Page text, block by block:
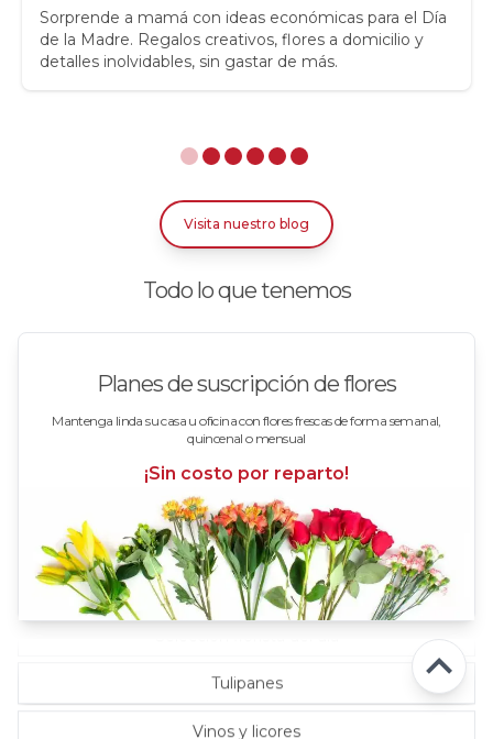
Sorprende a mamá con ideas económicas para el Día
de la Madre. Regalos creativos, flores a domicilio y
detalles inolvidables, sin gastar de más.
Visita nuestro blog
Todo lo que tenemos
Planes de suscripción de flores
Mantenga linda su casa u oficina con flores frescas de forma semanal,
quincenal o mensual
¡Sin costo por reparto!
Rosas
Rosas Amarillas
Rosas Azules
Rosas Bicolor Blancas-Rojas
Rosas Blancas
Rosas Damasco
Rosas en floreros
Rosas Fucsia
Rosas Rojas
Rosas Rosadas
Tulipanes
Vinos y licores